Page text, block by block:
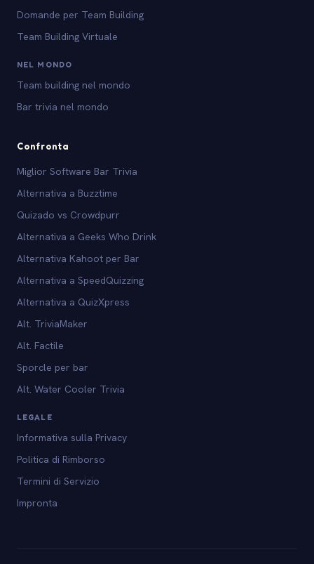
Domande per Team Building
Team Building Virtuale
NEL MONDO
Team building nel mondo
Bar trivia nel mondo
Confronta
Miglior Software Bar Trivia
Alternativa a Buzztime
Quizado vs Crowdpurr
Alternativa a Geeks Who Drink
Alternativa Kahoot per Bar
Alternativa a SpeedQuizzing
Alternativa a QuizXpress
Alt. TriviaMaker
Alt. Factile
Sporcle per bar
Alt. Water Cooler Trivia
LEGALE
Informativa sulla Privacy
Politica di Rimborso
Termini di Servizio
Impronta